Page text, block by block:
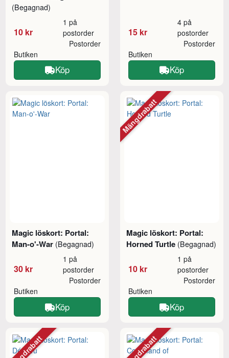
(Begagnad)
10 kr
1 på
postorder
Butiken
Postorder
Köp
15 kr
4 på
postorder
Butiken
Postorder
Köp
Magic löskort: Portal:
Man-o'-War (Begagnad)
30 kr
1 på
postorder
Butiken
Postorder
Köp
Magic löskort: Portal:
Horned Turtle (Begagnad)
10 kr
1 på
postorder
Butiken
Postorder
Köp
Mängdrabatt